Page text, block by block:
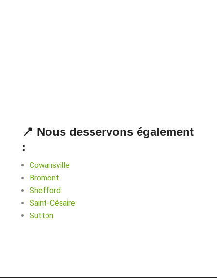
📍 Nous desservons également
:
Cowansville
Bromont
Shefford
Saint-Césaire
Sutton